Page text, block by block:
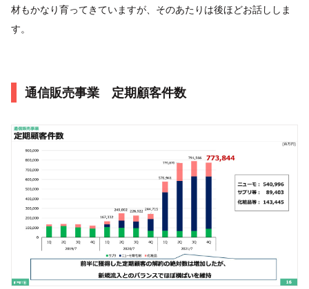
材もかなり育ってきていますが、そのあたりは後ほどお話ししま
す。
通信販売事業 定期顧客件数